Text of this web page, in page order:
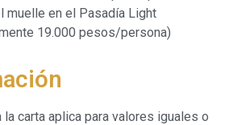
muelle en el Pasadía Light
19.000 pesos/persona)
la carta aplica para valores iguales o